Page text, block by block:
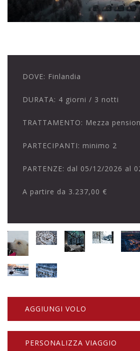
DOVE: Finlandia
DURATA: 4 giorni / 3 notti
TRATTAMENTO: Mezza
PARTECIPANTI: minimo 2
PARTENZE: dal 05/12/2026 al
A partire da 3.237,00 €
AGGIUNGI VOLO
PERSONALIZZA VIAGGIO